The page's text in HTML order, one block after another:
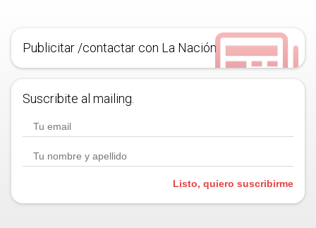
Publicitar /contactar con La Nación
Suscribite al mailing.
Listo, quiero suscribirme